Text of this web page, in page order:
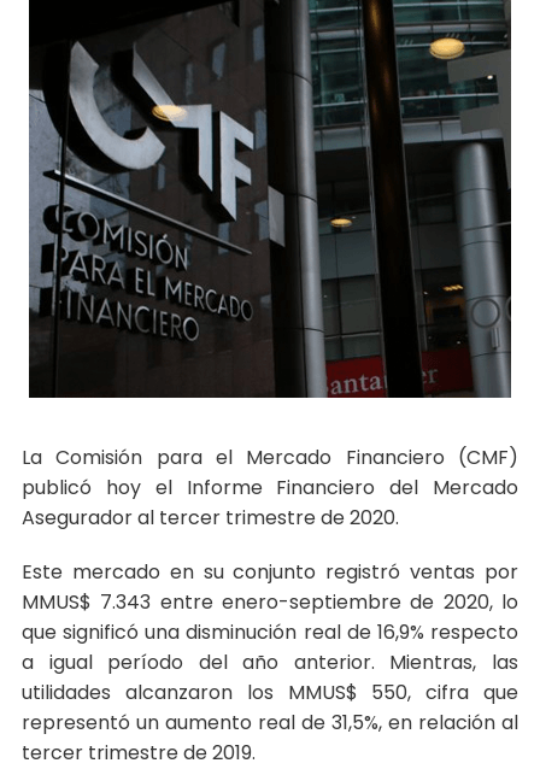
La Comisión para el Mercado Financiero (CMF)
publicó hoy el Informe Financiero del Mercado
Asegurador al tercer trimestre de 2020.
Este mercado en su conjunto registró ventas por
MMUS$ 7.343 entre enero-septiembre de 2020, lo
que significó una disminución real de 16,9% respecto
a igual período del año anterior. Mientras, las
utilidades alcanzaron los MMUS$ 550, cifra que
representó un aumento real de 31,5%, en relación al
tercer trimestre de 2019.